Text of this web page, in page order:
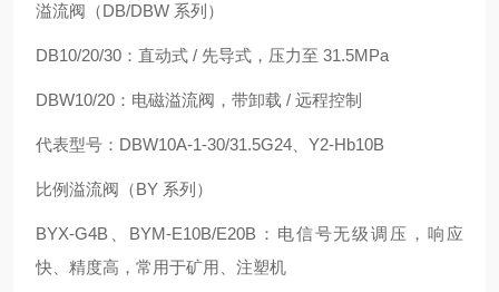
溢流阀（DB/DBW 系列）
DB10/20/30：直动式 / 先导式，压力至 31.5MPa
DBW10/20：电磁溢流阀，带卸载 / 远程控制
代表型号：DBW10A-1-30/31.5G24、Y2-Hb10B
比例溢流阀（BY 系列）
BYX-G4B、BYM-E10B/E20B：电信号无级调压，响应
快、精度高，常用于矿用、注塑机